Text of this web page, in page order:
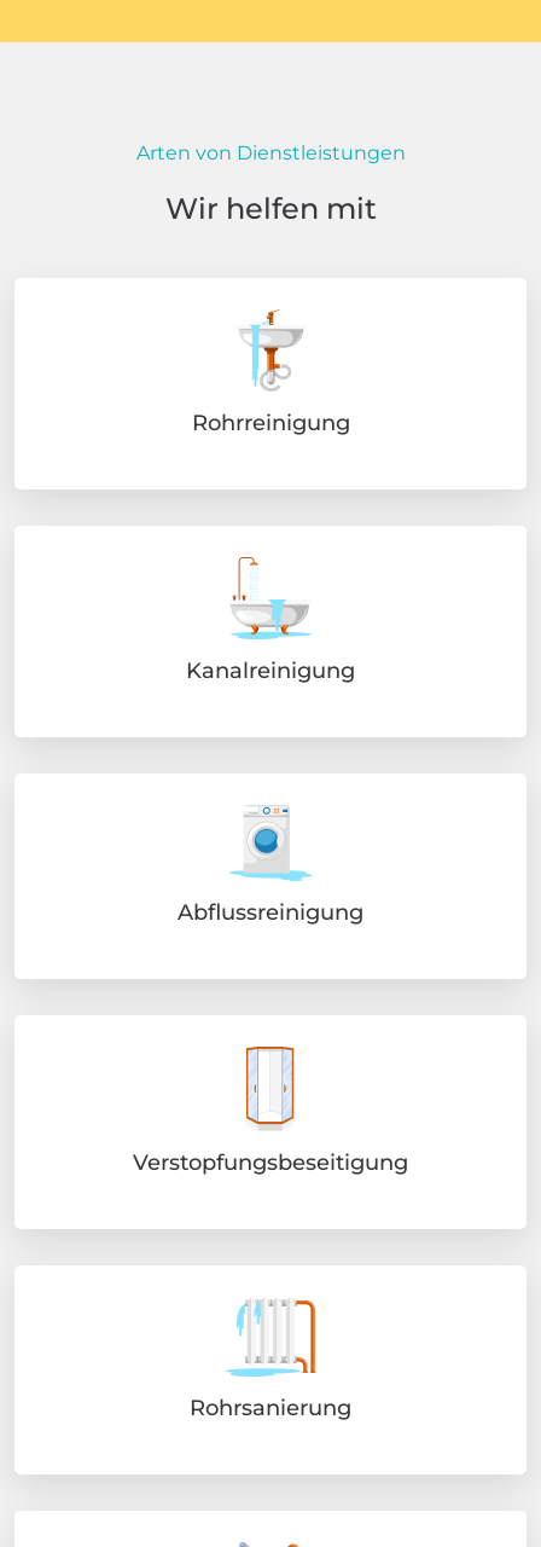
Arten von Dienstleistungen
Wir helfen mit
Rohrreinigung
Kanalreinigung
Abflussreinigung
Verstopfungsbeseitigung
Rohrsanierung